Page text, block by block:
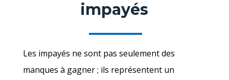
impayés
Les impayés ne sont pas seulement des
manques à gagner ; ils représentent un